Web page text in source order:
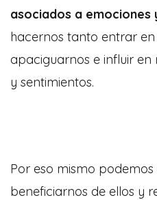
asociados a emociones
hacernos tanto entrar
apaciguarnos e influir en
y sentimientos.
Por eso mismo
beneficiarnos de ellos y